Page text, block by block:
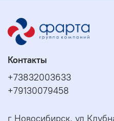
Контакты
+73832003633
+79130079458
г Новосибирск, ул